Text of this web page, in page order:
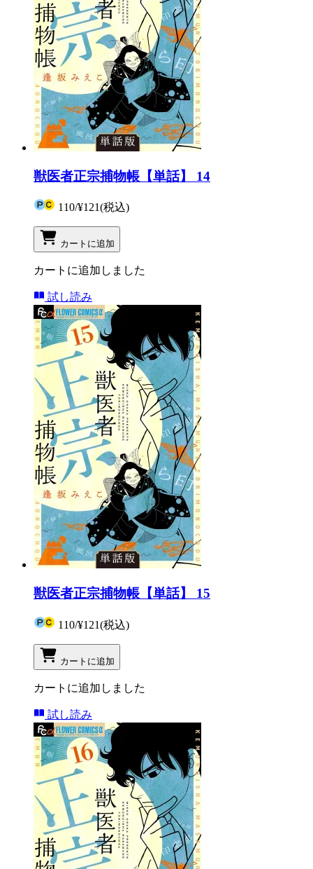
獣医者正宗捕物帳【単話】 14
110/¥121(税込)
カートに追加
カートに追加しました
試し読み
獣医者正宗捕物帳【単話】 15
110/¥121(税込)
カートに追加
カートに追加しました
試し読み